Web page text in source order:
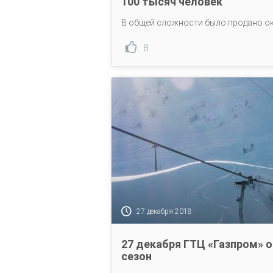
В общей сложности было продано
8
27 декабря 2018
27 декабря ГТЦ
сезон